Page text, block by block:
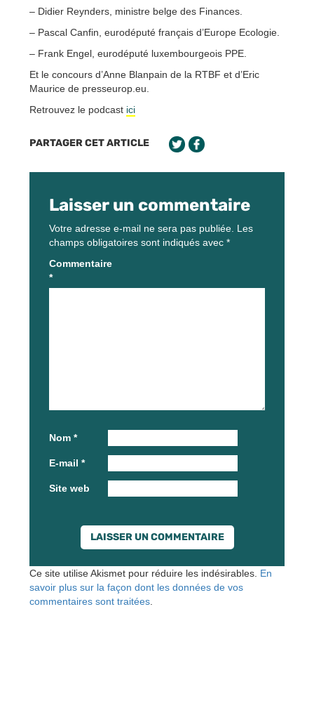
– Didier Reynders, ministre belge des Finances.
– Pascal Canfin, eurodéputé français d’Europe Ecologie.
– Frank Engel, eurodéputé luxembourgeois PPE.
Et le concours d’Anne Blanpain de la RTBF et d’Eric
Maurice de presseurop.eu.
Retrouvez le podcast ici
PARTAGER CET ARTICLE
Laisser un commentaire
Votre adresse e-mail ne sera pas publiée. Les
champs obligatoires sont indiqués avec *
Commentaire
*
Nom *
E-mail *
Site web
Ce site utilise Akismet pour réduire les indésirables. En
savoir plus sur la façon dont les données de vos
commentaires sont traitées